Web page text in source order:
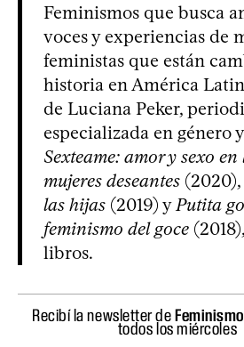
Feminismos que busca
voces y experiencias de
feministas que están
historia en América
de Luciana Peker,
especializada en género
Sexteame: amor y sexo
mujeres deseantes (2020),
las hijas (2019) y Putita
feminismo del goce
libros.
Recibí la newsletter de
todos los miércoles